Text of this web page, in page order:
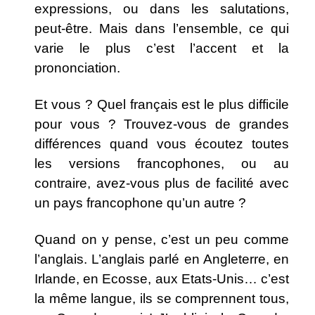
expressions, ou dans les salutations,
peut-être. Mais dans l’ensemble, ce qui
varie le plus c’est l’accent et la
prononciation.
Et vous ? Quel français est le plus difficile
pour vous ? Trouvez-vous de grandes
différences quand vous écoutez toutes
les versions francophones, ou au
contraire, avez-vous plus de facilité avec
un pays francophone qu’un autre ?
Quand on y pense, c’est un peu comme
l’anglais. L’anglais parlé en Angleterre, en
Irlande, en Ecosse, aux Etats-Unis… c’est
la même langue, ils se comprennent tous,